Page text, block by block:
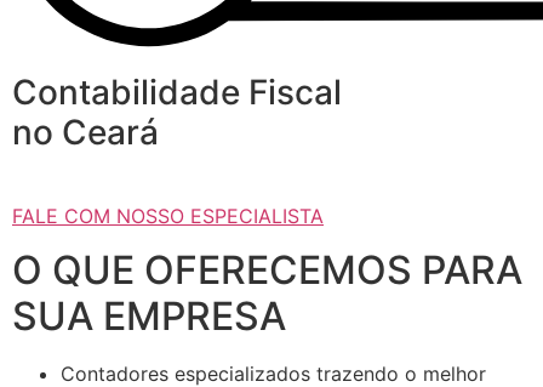
Contabilidade Fiscal
no Ceará
FALE COM NOSSO ESPECIALISTA
O QUE OFERECEMOS PARA
SUA EMPRESA
Contadores especializados trazendo o melhor